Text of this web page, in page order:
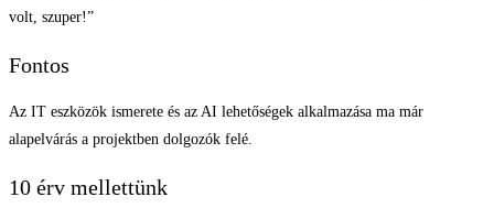
volt, szuper!”
Fontos
Az IT eszközök ismerete és az AI lehetőségek alkalmazása ma már
alapelvárás a projektben dolgozók felé.
10 érv mellettünk